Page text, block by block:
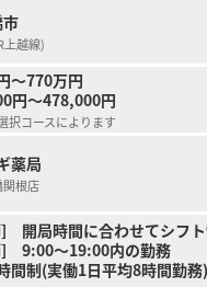
す
上越線)
～770万円
円～478,000円
択コースによります
薬局
根店
開局時間に合わせてシフ
] 9:00～19:00内の勤務
間制(実働1日平均8時間勤務)